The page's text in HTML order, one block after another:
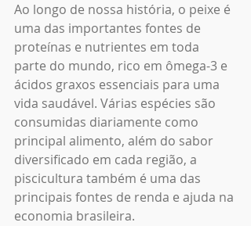
Ao longo de nossa história, o peixe é
uma das importantes fontes de
proteínas e nutrientes em toda
parte do mundo, rico em ômega-3 e
ácidos graxos essenciais para uma
vida saudável. Várias espécies são
consumidas diariamente como
principal alimento, além do sabor
diversificado em cada região, a
piscicultura também é uma das
principais fontes de renda e ajuda na
economia brasileira.